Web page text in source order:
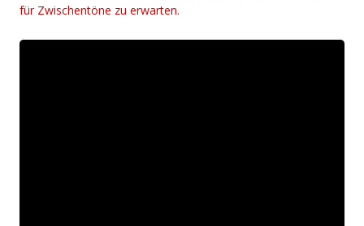
für Zwischentöne zu erwarten.